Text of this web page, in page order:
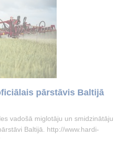
pārstāvis Baltijā
vadošā miglotāju un smidzinātāju
Baltijā. http://www.hardi-